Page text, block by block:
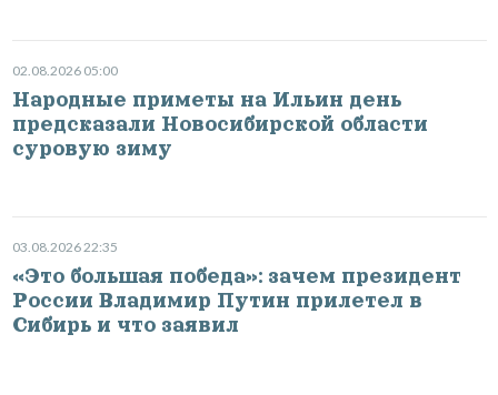
02.08.2026 05:00
Народные приметы на Ильин день
предсказали Новосибирской области
суровую зиму
03.08.2026 22:35
«Это большая победа»: зачем президент
России Владимир Путин прилетел в
Сибирь и что заявил